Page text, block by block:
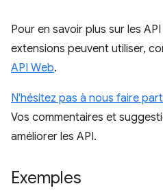
Pour en savoir plus sur les
extensions peuvent utiliser,
API Web.
N'hésitez pas à nous faire
Vos commentaires et
améliorer les API.
Exemples